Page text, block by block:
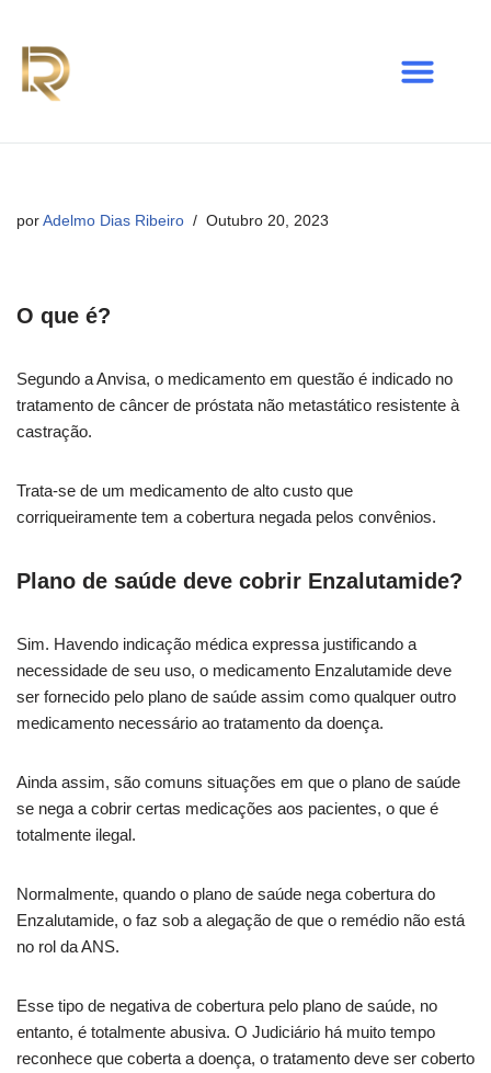
Avançar
para
por Adelmo Dias Ribeiro Outubro 20, 2023
O que é?
Segundo a Anvisa, o medicamento em questão é indicado no
tratamento de câncer de próstata não metastático resistente à
castração.
Trata-se de um medicamento de alto custo que
corriqueiramente tem a cobertura negada pelos convênios.
Plano de saúde deve cobrir Enzalutamide?
Sim. Havendo indicação médica expressa justificando a
necessidade de seu uso, o medicamento Enzalutamide deve
ser fornecido pelo plano de saúde assim como qualquer outro
medicamento necessário ao tratamento da doença.
Ainda assim, são comuns situações em que o plano de saúde
se nega a cobrir certas medicações aos pacientes, o que é
totalmente ilegal.
Normalmente, quando o plano de saúde nega cobertura do
Enzalutamide, o faz sob a alegação de que o remédio não está
no rol da ANS.
Esse tipo de negativa de cobertura pelo plano de saúde, no
entanto, é totalmente abusiva. O Judiciário há muito tempo
reconhece que coberta a doença, o tratamento deve ser coberto